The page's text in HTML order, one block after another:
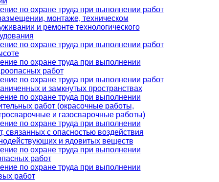
по охране труда при выполнении работ
монтаже, техническом
и ремонте технологического
по охране труда при выполнении работ
по охране труда при выполнении
работ
по охране труда при выполнении работ
и замкнутых пространствах
по охране труда при выполнении
работ (окрасочные работы,
и газосварочные работы)
по охране труда при выполнении
связанных с опасностью воздействия
и ядовитых веществ
по охране труда при выполнении
работ
по охране труда при выполнении
работ